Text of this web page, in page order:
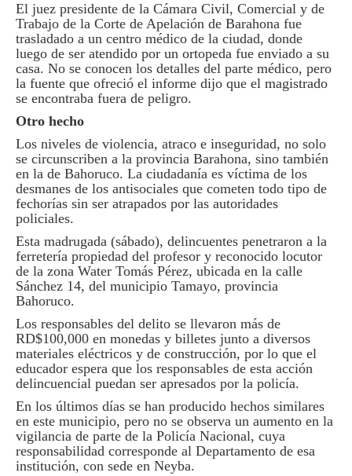
El juez presidente de la Cámara Civil, Comercial y de
Trabajo de la Corte de Apelación de Barahona fue
trasladado a un centro médico de la ciudad, donde
luego de ser atendido por un ortopeda fue enviado a su
casa. No se conocen los detalles del parte médico, pero
la fuente que ofreció el informe dijo que el magistrado
se encontraba fuera de peligro.
Otro hecho
Los niveles de violencia, atraco e inseguridad, no solo
se circunscriben a la provincia Barahona, sino también
en la de Bahoruco. La ciudadanía es víctima de los
desmanes de los antisociales que cometen todo tipo de
fechorías sin ser atrapados por las autoridades
policiales.
Esta madrugada (sábado), delincuentes penetraron a la
ferretería propiedad del profesor y reconocido locutor
de la zona Water Tomás Pérez, ubicada en la calle
Sánchez 14, del municipio Tamayo, provincia
Bahoruco.
Los responsables del delito se llevaron más de
RD$100,000 en monedas y billetes junto a diversos
materiales eléctricos y de construcción, por lo que el
educador espera que los responsables de esta acción
delincuencial puedan ser apresados por la policía.
En los últimos días se han producido hechos similares
en este municipio, pero no se observa un aumento en la
vigilancia de parte de la Policía Nacional, cuya
responsabilidad corresponde al Departamento de esa
institución, con sede en Neyba.